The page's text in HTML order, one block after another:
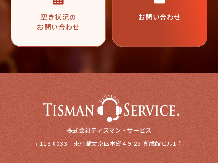
空き状況の
お問い合わせ
お問い合わせ
〒113-0033 東京都文京区本郷4-9-25 真成館ビル1 階